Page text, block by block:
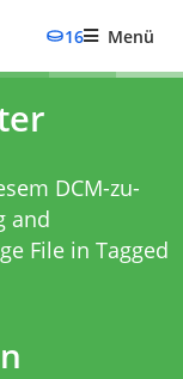
16 Menü
DCM-zu-
and
File in Tagged